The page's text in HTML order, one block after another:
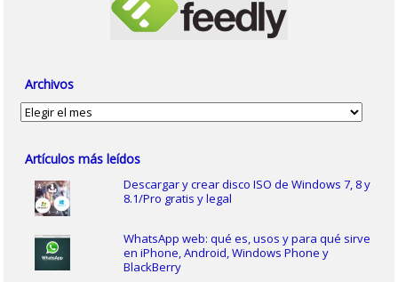
Archivos
Archivos
Artículos más leídos
Descargar y crear disco ISO de Windows 7, 8 y
8.1/Pro gratis y legal
WhatsApp web: qué es, usos y para qué sirve
en iPhone, Android, Windows Phone y
BlackBerry